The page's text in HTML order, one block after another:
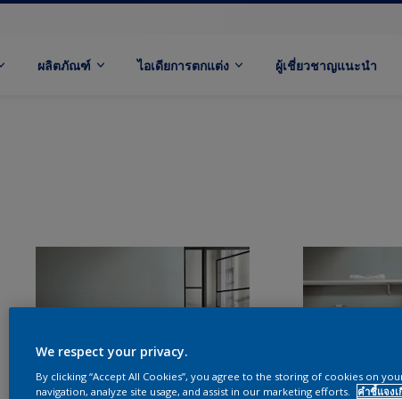
ผลิตภัณฑ์ ไอเดียการตกแต่ง ผู้เชี่ยวชาญแนะนำ
We respect your privacy.
By clicking “Accept All Cookies”, you agree to the storing of cookies on
navigation, analyze site usage, and assist in our marketing efforts.
คำชี้แจง